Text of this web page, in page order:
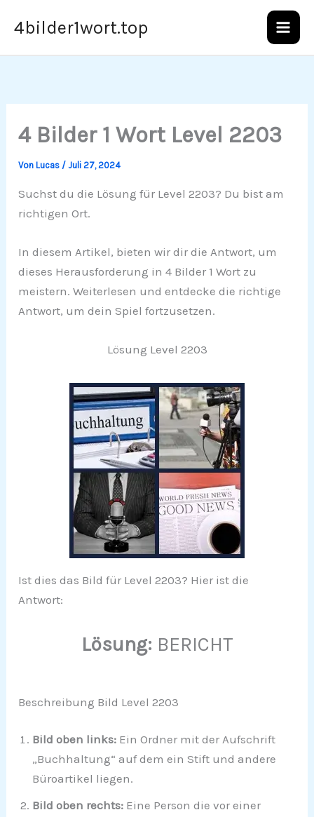
Inhalt
4bilder1wort.top
4 Bilder 1 Wort Level 2203
VonLucas /Juli 27, 2024
Suchst du die Lösung für Level 2203? Du bist am
richtigen Ort.
In diesem Artikel, bieten wir dir die Antwort, um
dieses Herausforderung in 4 Bilder 1 Wort zu
meistern. Weiterlesen und entdecke die richtige
Antwort, um dein Spiel fortzusetzen.
Lösung Level 2203
Ist dies das Bild für Level 2203? Hier ist die
Antwort:
Lösung: BERICHT
Beschreibung Bild Level 2203
Bild oben links: Ein Ordner mit der Aufschrift
„Buchhaltung“ auf dem ein Stift und andere
Büroartikel liegen.
Bild oben rechts: Eine Person die vor einer